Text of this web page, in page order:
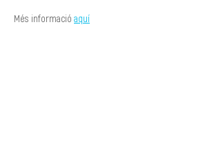
Més informació aquí